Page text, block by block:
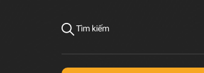
Tìm kiếm